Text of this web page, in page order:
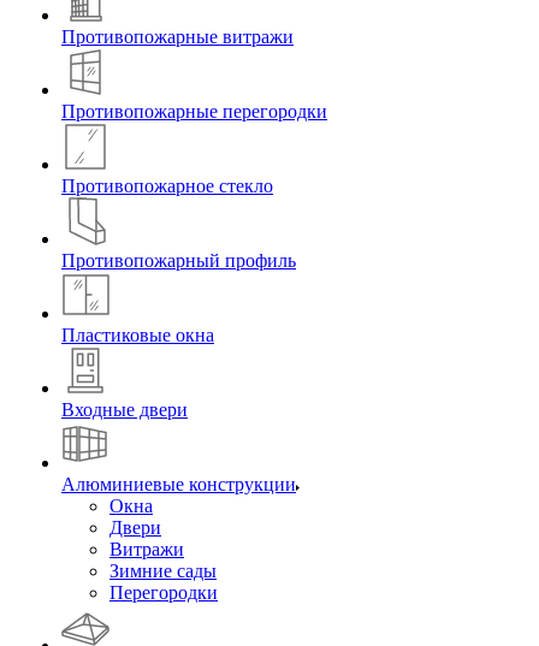
Противопожарные витражи
Противопожарные перегородки
Противопожарное стекло
Противопожарный профиль
Пластиковые окна
Входные двери
Алюминиевые конструкции
Окна
Двери
Витражи
Зимние сады
Перегородки